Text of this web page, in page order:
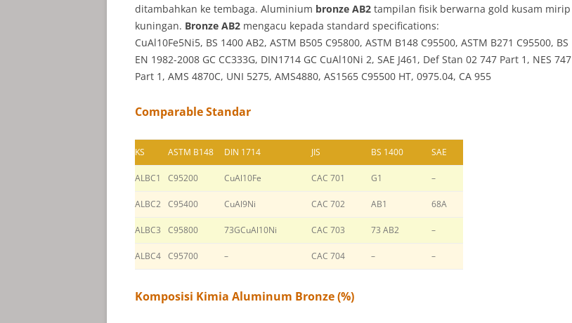
ditambahkan ke tembaga. Aluminium bronze AB2 tampilan fisik berwarna gold kusam mirip
kuningan. Bronze AB2 mengacu kepada standard specifications:
CuAl10Fe5Ni5, BS 1400 AB2, ASTM B505 C95800, ASTM B148 C95500, ASTM B271 C95500, BS
EN 1982-2008 GC CC333G, DIN1714 GC CuAl10Ni 2, SAE J461, Def Stan 02 747 Part 1, NES 747
Part 1, AMS 4870C, UNI 5275, AMS4880, AS1565 C95500 HT, 0975.04, CA 955
Comparable Standar
KS ASTM B148 DIN 1714 JIS BS 1400 SAE
ALBC1 C95200 CuAl10Fe CAC 701 G1 –
ALBC2 C95400 CuAl9Ni CAC 702 AB1 68A
ALBC3 C95800 73GCuAl10Ni CAC 703 73 AB2 –
ALBC4 C95700 – CAC 704 – –
Komposisi Kimia Aluminum Bronze (%)